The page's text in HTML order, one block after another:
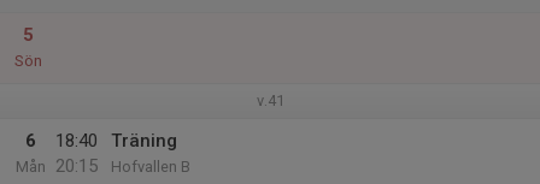
5
Sön
v.41
6
Mån
18:40
20:15
Träning
Hofvallen B